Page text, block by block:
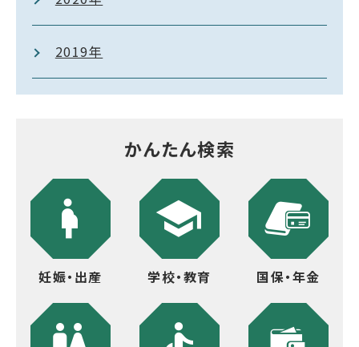
2019年
かんたん検索
妊娠・出産 学校・教育 国保・年金